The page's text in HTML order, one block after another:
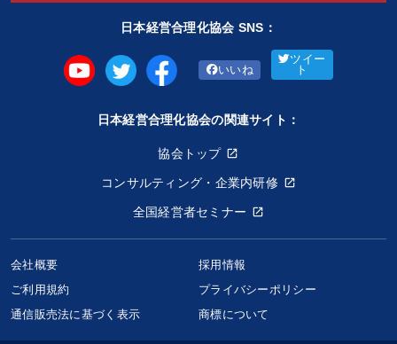
日本経営合理化協会 SNS：
いいね
ツイー
ト
日本経営合理化協会の関連サイト：
協会トップ
コンサルティング・企業内研修
全国経営者セミナー
会社概要
採用情報
ご利用規約
プライバシーポリシー
通信販売法に基づく表示
商標について